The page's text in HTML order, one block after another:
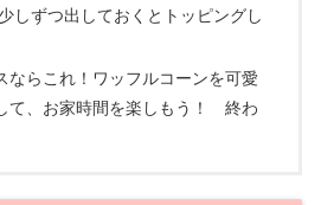
しずつ出しておくとトッピングし
ならこれ！ワッフルコーンを可愛
て、お家時間を楽しもう！ 終わ